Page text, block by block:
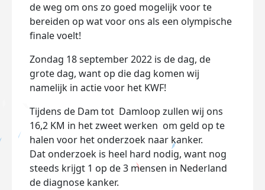
de weg om ons zo goed mogelijk voor te
bereiden op wat voor ons als een olympische
finale voelt!
Zondag 18 september 2022 is de dag, de
grote dag, want op die dag komen wij
namelijk in actie voor het KWF!
Tijdens de Dam tot Damloop zullen wij ons
16,2 KM in het zweet werken om geld op te
halen voor het onderzoek naar kanker.
Dat onderzoek is heel hard nodig, want nog
steeds krijgt 1 op de 3 mensen in Nederland
de diagnose kanker.